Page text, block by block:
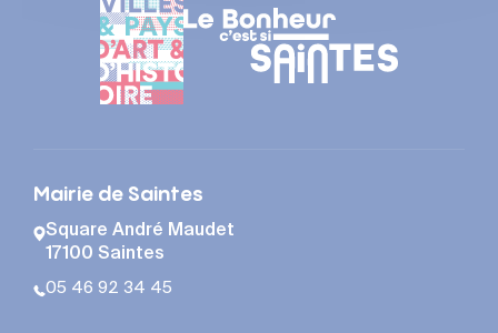
Mairie de Saintes
Square André Maudet
17100 Saintes
05 46 92 34 45